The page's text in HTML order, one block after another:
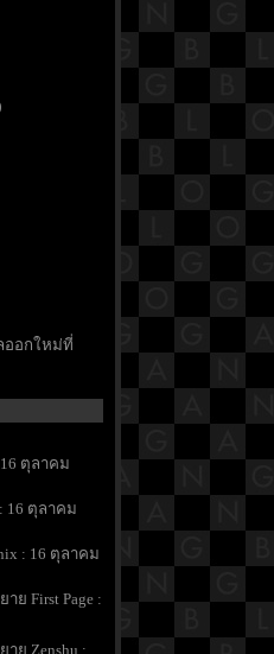
ออกใหม่ที่
ตุลาคม
16 ตุลาคม
: 16 ตุลาคม
First Page :
ย Zenshu :